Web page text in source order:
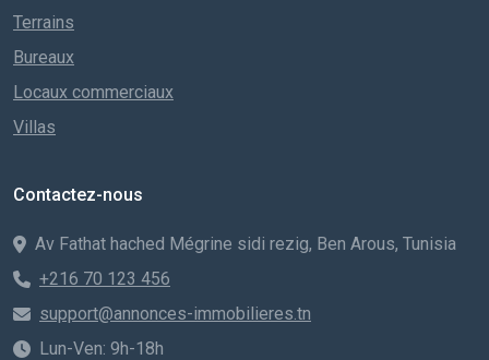
Terrains
Bureaux
Locaux commerciaux
Villas
Contactez-nous
Av Fathat hached Mégrine sidi rezig, Ben Arous, Tunisia
+216 70 123 456
support@annonces-immobilieres.tn
Lun-Ven: 9h-18h